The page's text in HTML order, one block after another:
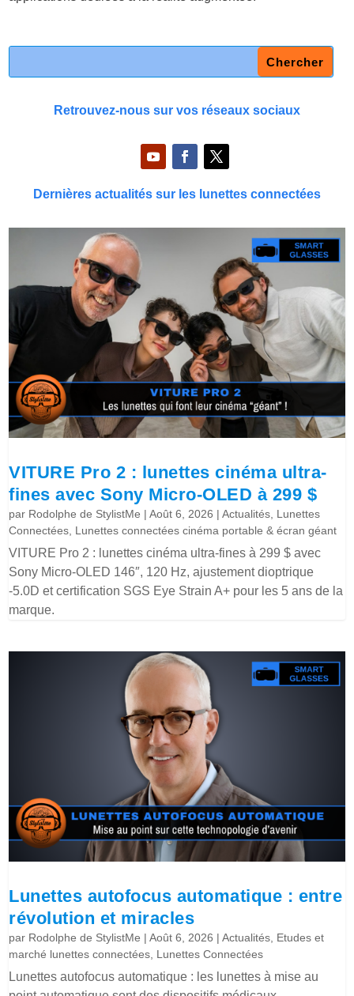
Retrouvez-nous sur vos réseaux sociaux
Dernières actualités sur les lunettes connectées
VITURE Pro 2 : lunettes cinéma ultra-
fines avec Sony Micro-OLED à 299 $
par Rodolphe de StylistMe |Août 6, 2026 |Actualités, Lunettes
Connectées, Lunettes connectées cinéma portable & écran géant
VITURE Pro 2 : lunettes cinéma ultra-fines à 299 $ avec
Sony Micro-OLED 146″, 120 Hz, ajustement dioptrique
-5.0D et certification SGS Eye Strain A+ pour les 5 ans de la
marque.
Lunettes autofocus automatique : entre
révolution et miracles
par Rodolphe de StylistMe |Août 6, 2026 |Actualités, Etudes et
marché lunettes connectées, Lunettes Connectées
Lunettes autofocus automatique : les lunettes à mise au